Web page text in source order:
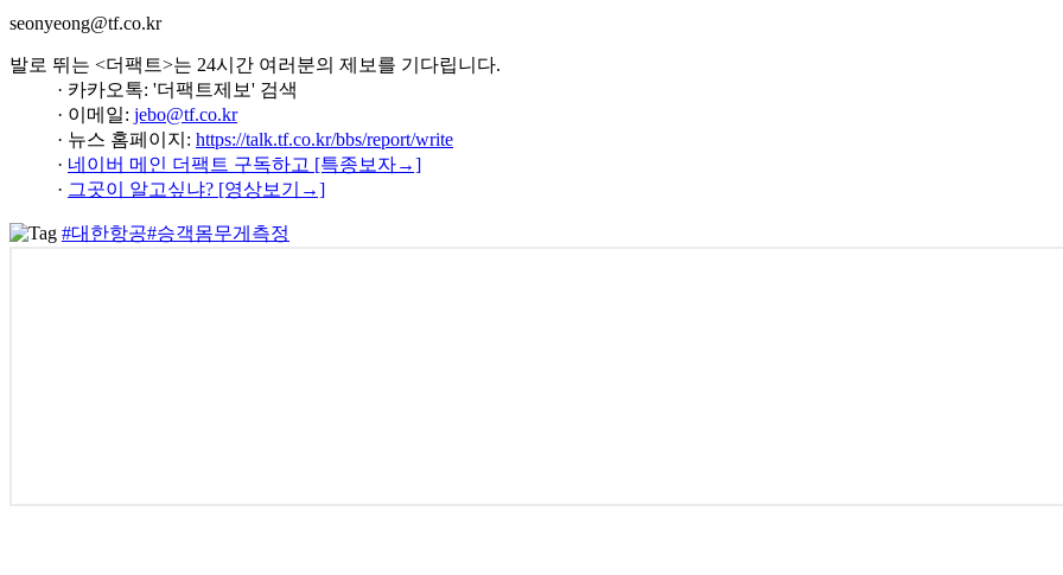
seonyeong@tf.co.kr
발로 뛰는 <더팩트>는 24시간 여러분의 제보를 기다립니다.
· 카카오톡: '더팩트제보' 검색
· 이메일: jebo@tf.co.kr
· 뉴스 홈페이지: https://talk.tf.co.kr/bbs/report/write
· 네이버 메인 더팩트 구독하고 [특종보자→]
· 그곳이 알고싶냐? [영상보기→]
#대한항공#승객몸무게측정